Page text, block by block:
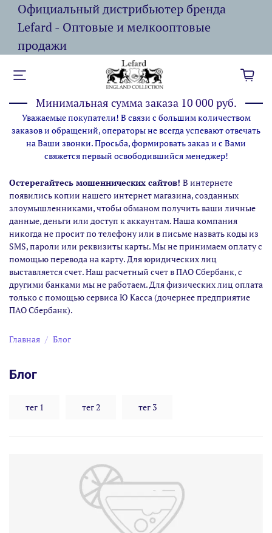
Официальный дистрибьютер бренда
Lefard - Оптовые и мелкооптовые
продажи
Минимальная сумма заказа 10 000 руб.
Уважаемые покупатели! В связи с большим количеством
заказов и обращений, операторы не всегда успевают отвечать
на Ваши звонки. Просьба, формировать заказ и с Вами
свяжется первый освободившийся менеджер!
Остерегайтесь мошеннических сайтов! В интернете
появились копии нашего интернет магазина,созданных
злоумышленниками, чтобы обманом получить ваши личные
данные, деньги или доступ к аккаунтам. Наша компания
никогда не просит по телефону или в письме назвать коды из
SMS, пароли или реквизиты карты. Мы не принимаем оплату с
помощью перевода на карту. Для юридических лиц
выставляется счет. Наш расчетный счет в ПАО Сбербанк, с
другими банками мы не работаем. Для физических лиц оплата
только с помощью сервиса Ю Касса (дочернее предприятие
ПАО Сбербанк).
Главная Блог
Блог
тег 1 тег 2 тег 3